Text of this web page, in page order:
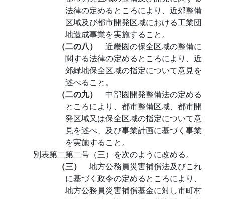
法律の定めるところにより、近郊整備
区域及び都市開発区域における工業団
地造成事業を実施すること。
（二の八） 近畿圏の保全区域の整備に
関する法律の定めるところにより、近
郊緑地保全区域の指定について意見を
述べること。
（二の九） 中部圏開発整備法の定める
ところにより、都市整備区域、都市開
発区域又は保全区域の指定について意
見を述べ、及び事業計画に基づく事業
を実施すること。
別表第二第二号（三）を次のように改める。
（三） 地方公務員災害補償法及びこれ
に基づく政令の定めるところにより、
地方公務員災害補償基金に対し市町村